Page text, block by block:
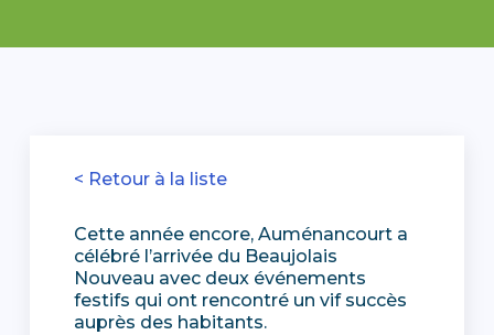
< Retour à la liste
Cette année encore, Auménancourt a
célébré l’arrivée du Beaujolais
Nouveau avec deux événements
festifs qui ont rencontré un vif succès
auprès des habitants.